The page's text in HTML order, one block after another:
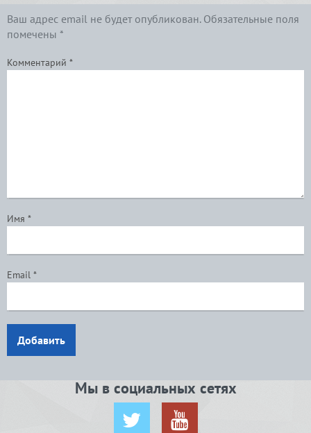
Ваш адрес email не будет опубликован. Обязательные поля
помечены *
Комментарий *
Имя *
Email *
Добавить
Мы в социальных сетях